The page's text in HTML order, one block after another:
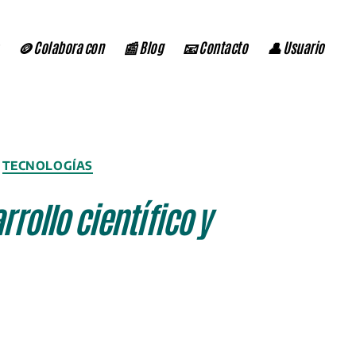
🪙 Colabora con 📰 Blog 📧 Contacto 👤 Usuario
TECNOLOGÍAS
científico y